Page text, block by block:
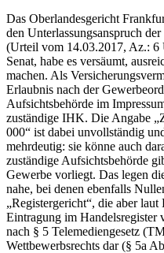
Das Oberlandesgericht
den Unterlassungsanspruch
(Urteil vom 14.03.2017, Az.: 6
Senat, habe es versäumt,
machen. Als
Erlaubnis nach der
Aufsichtsbehörde im
zuständige IHK. Die Angabe
000“ ist dabei unvollständig
mehrdeutig: sie könne auch
zuständige Aufsichtsbehörde
Gewerbe vorliegt. Das legen
nahe, bei denen ebenfalls
„Registergericht“, die aber
Eintragung im Handelsregister
nach § 5 Telemediengesetz
Wettbewerbsrechts dar (§ 5a